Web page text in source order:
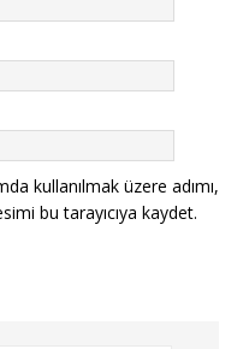
kullanılmak üzere adımı,
bu tarayıcıya kaydet.